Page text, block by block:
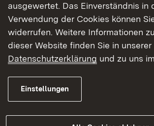
ausgewertet. Das Einverständnis in
Verwendung der Cookies können
widerrufen. Weitere Informationen
dieser Website finden Sie in unserer
Datenschutzerklärung und zu uns im
Einstellungen